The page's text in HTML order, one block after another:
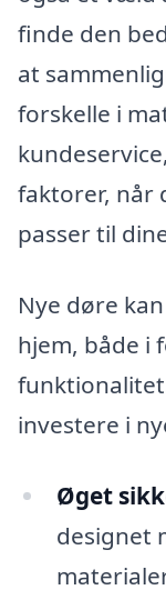
finde den
at
forskelle i
faktorer, når
passer til
Nye døre
hjem, både i
investere i
Øget
designet